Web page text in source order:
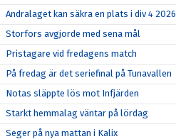
Andralaget kan säkra en plats i div 4 2026
Storfors avgjorde med sena mål
Pristagare vid fredagens match
På fredag är det seriefinal på Tunavallen
Notas släppte lös mot Infjärden
Starkt hemmalag väntar på lördag
Seger på nya mattan i Kalix